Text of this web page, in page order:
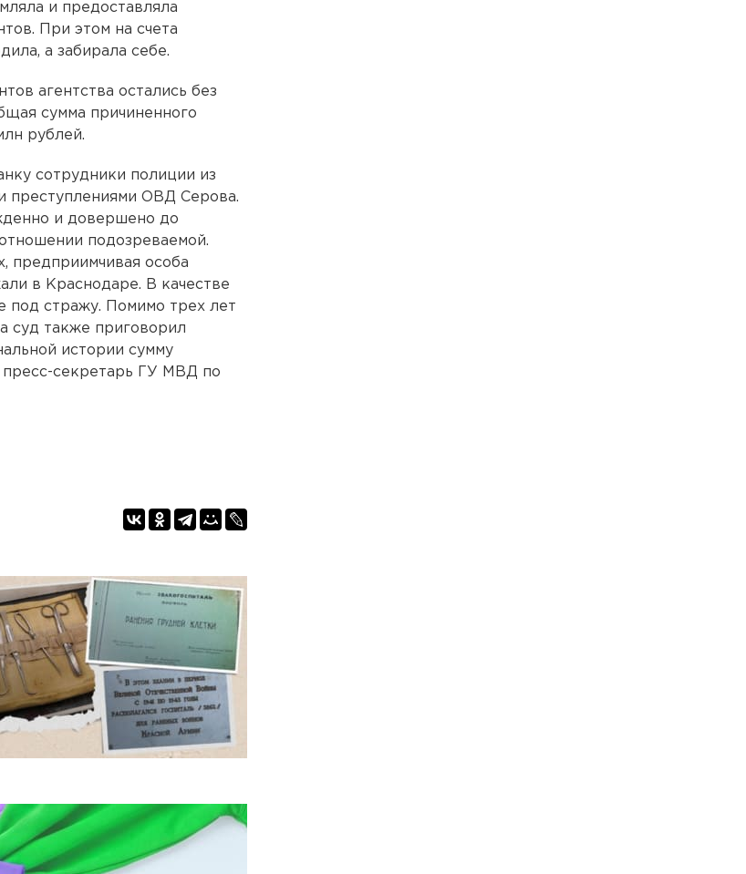
и предоставляла
При этом на счета
а забирала себе.
агентства остались без
сумма причиненного
рублей.
сотрудники полиции из
преступлениями ОВД Серова.
и довершено до
подозреваемой.
предприимчивая особа
в Краснодаре. В качестве
под стражу. Помимо трех лет
суд также приговорил
истории сумму
секретарь ГУ МВД по